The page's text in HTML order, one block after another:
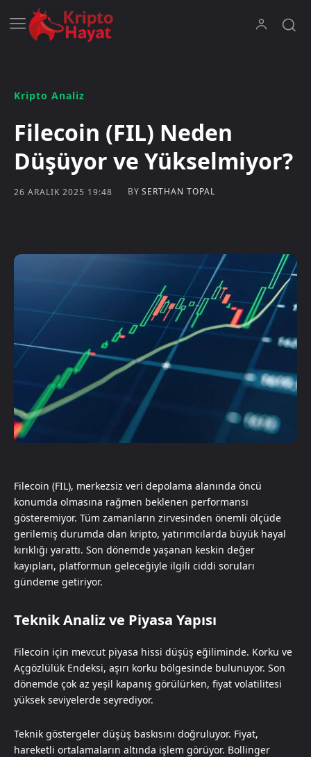
Kripto Analiz
Filecoin (FIL) Neden
Düşüyor ve Yükselmiyor?
26 ARALIK 2025 19:48 BY SERTHAN TOPAL
Filecoin (FIL), merkezsiz veri depolama alanında öncü
konumda olmasına rağmen beklenen performansı
gösteremiyor. Tüm zamanların zirvesinden önemli ölçüde
gerilemiş durumda olan kripto, yatırımcılarda büyük hayal
kırıklığı yarattı. Son dönemde yaşanan keskin değer
kayıpları, platformun geleceğiyle ilgili ciddi soruları
gündeme getiriyor.
Teknik Analiz ve Piyasa Yapısı
Filecoin için mevcut piyasa hissi düşüş eğiliminde. Korku ve
Açgözlülük Endeksi, aşırı korku bölgesinde bulunuyor. Son
dönemde çok az yeşil kapanış görülürken, fiyat volatilitesi
yüksek seviyelerde seyrediyor.
Teknik göstergeler düşüş baskısını doğruluyor. Fiyat,
hareketli ortalamaların altında işlem görüyor. Bollinger